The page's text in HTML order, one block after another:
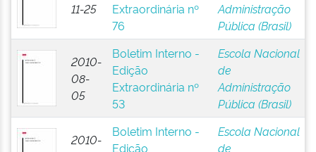
11-25
Extraordinária nº
76
Administração
Pública (Brasil)
2010-
08-
05
Boletim Interno -
Edição
Extraordinária nº
53
Escola Nacional
de
Administração
Pública (Brasil)
2010-
Boletim Interno -
Edição
Escola Nacional
de